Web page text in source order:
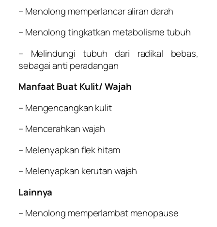
– Menolong memperlancar aliran darah
– Menolong tingkatkan metabolisme tubuh
– Melindungi tubuh dari radikal bebas,
sebagai anti peradangan
Manfaat Buat Kulit/ Wajah
– Mengencangkan kulit
– Mencerahkan wajah
– Melenyapkan flek hitam
– Melenyapkan kerutan wajah
Lainnya
– Menolong memperlambat menopause